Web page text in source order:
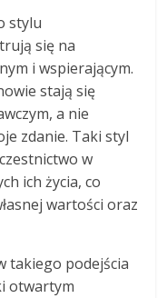
stylu
się na
i wspierającym.
stają się
a nie
zdanie. Taki styl
w
ich życia, co
wartości oraz
takiego podejścia
otwartym